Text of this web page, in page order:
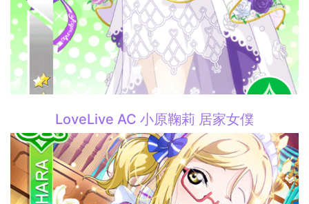
LoveLive AC 小原鞠莉 居家女僕